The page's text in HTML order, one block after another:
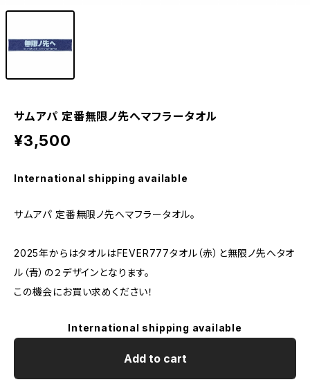
サムアパ 定番無限ノ先へマフラータオル
¥3,500
International shipping available
サムアパ 定番無限ノ先へマフラータオル。
2025年からはタオルはFEVER777タオル（赤）と無限ノ先へタオ
ル（青）の２デザインとなります。
この機会にお買い求めください！
International shipping available
Add to cart